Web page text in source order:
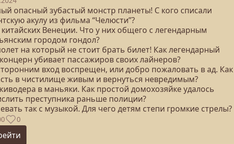
опасный зубастый монстр планеты! С кого списали
акулу из фильма “Челюсти”?
китайских Венеции. Что у них общего с легендарным
городом гондол?
на который не стоит брать билет! Как легендарный
убивает пассажиров своих лайнеров?
вход воспрещен, или добро пожаловать в ад. Как
в чистилище живым и вернуться невредимым?
в маньяки. Как простой домохозяйке удалось
преступника раньше полиции?
так с музыкой. Для чего детям степи громкие стрелы?
0